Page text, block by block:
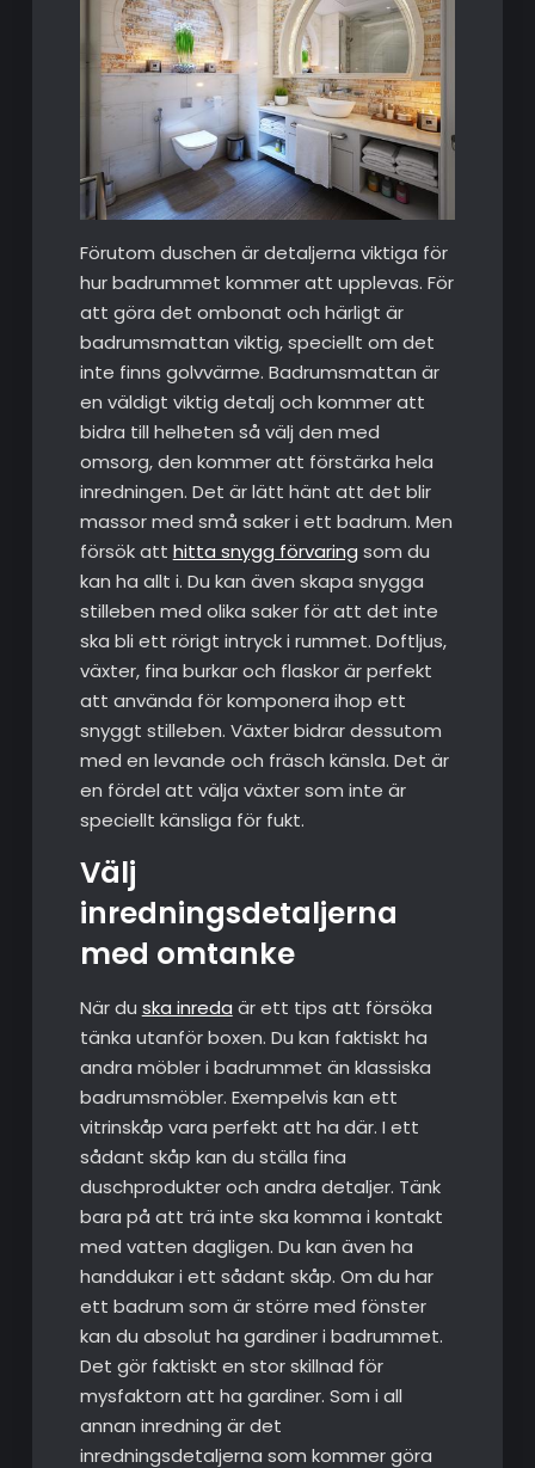
Förutom duschen är detaljerna viktiga för
hur badrummet kommer att upplevas. För
att göra det ombonat och härligt är
badrumsmattan viktig, speciellt om det
inte finns golvvärme. Badrumsmattan är
en väldigt viktig detalj och kommer att
bidra till helheten så välj den med
omsorg, den kommer att förstärka hela
inredningen. Det är lätt hänt att det blir
massor med små saker i ett badrum. Men
försök att hitta snygg förvaring som du
kan ha allt i. Du kan även skapa snygga
stilleben med olika saker för att det inte
ska bli ett rörigt intryck i rummet. Doftljus,
växter, fina burkar och flaskor är perfekt
att använda för komponera ihop ett
snyggt stilleben. Växter bidrar dessutom
med en levande och fräsch känsla. Det är
en fördel att välja växter som inte är
speciellt känsliga för fukt.
Välj
inredningsdetaljerna
med omtanke
När du ska inreda är ett tips att försöka
tänka utanför boxen. Du kan faktiskt ha
andra möbler i badrummet än klassiska
badrumsmöbler. Exempelvis kan ett
vitrinskåp vara perfekt att ha där. I ett
sådant skåp kan du ställa fina
duschprodukter och andra detaljer. Tänk
bara på att trä inte ska komma i kontakt
med vatten dagligen. Du kan även ha
handdukar i ett sådant skåp. Om du har
ett badrum som är större med fönster
kan du absolut ha gardiner i badrummet.
Det gör faktiskt en stor skillnad för
mysfaktorn att ha gardiner. Som i all
annan inredning är det
inredningsdetaljerna som kommer göra